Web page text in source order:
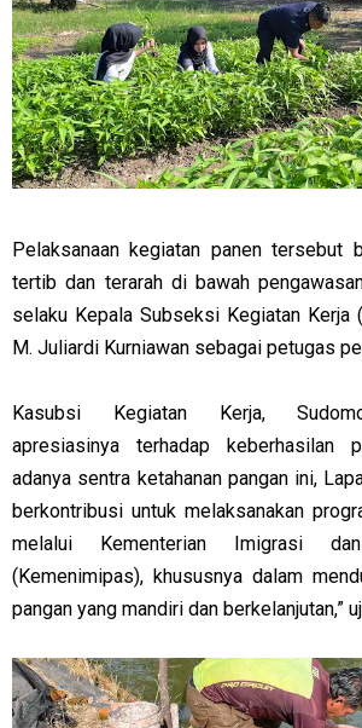
Pelaksanaan kegiatan panen tersebut
tertib dan terarah di bawah
selaku Kepala Subseksi Kegiatan Kerja
M. Juliardi Kurniawan sebagai petugas
Kasubsi Kegiatan Kerja,
apresiasinya terhadap keberhasilan
adanya sentra ketahanan pangan ini,
berkontribusi untuk melaksanakan
melalui Kementerian Imigrasi dan
(Kemenimipas), khususnya dalam
pangan yang mandiri dan berkelanjutan,”